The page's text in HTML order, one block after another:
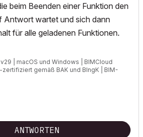
beim Beenden einer Funktion den
Antwort wartet und sich dann
für alle geladenen Funktionen.
| macOS und Windows | BIMCloud
gemäß BAK und BIngK | BIM-
ANTWORTEN